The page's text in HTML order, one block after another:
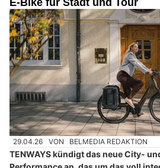
29.04.26 VON BELMEDIA REDAKTION
TENWAYS kündigt das neue City-